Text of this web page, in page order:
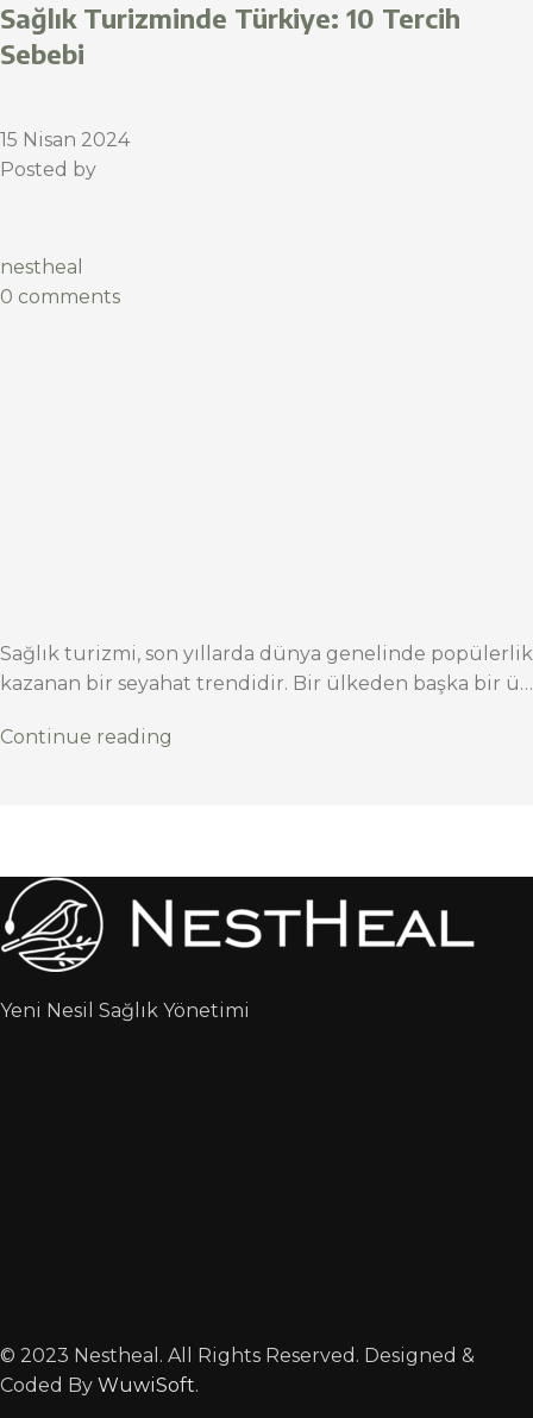
Sağlık Turizminde Türkiye: 10 Tercih
Sebebi
15 Nisan 2024
Posted by
nestheal
0 comments
Sağlık turizmi, son yıllarda dünya genelinde popülerlik
kazanan bir seyahat trendidir. Bir ülkeden başka bir ü…
Continue reading
Yeni Nesil Sağlık Yönetimi
© 2023 Nestheal. All Rights Reserved. Designed &
Coded By WuwiSoft.